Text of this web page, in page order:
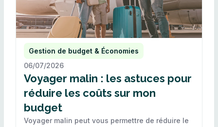
Gestion de budget & Économies
06/07/2026
Voyager malin : les astuces pour
réduire les coûts sur mon
budget
Voyager malin peut vous permettre de réduire le